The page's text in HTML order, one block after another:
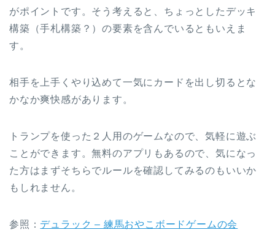
がポイントです。そう考えると、ちょっとしたデッキ
構築（手札構築？）の要素を含んでいるともいえま
す。
相手を上手くやり込めて一気にカードを出し切るとな
かなか爽快感があります。
トランプを使った２人用のゲームなので、気軽に遊ぶ
ことができます。無料のアプリもあるので、気になっ
た方はまずそちらでルールを確認してみるのもいいか
もしれません。
参照： デュラック – 練馬おやこボードゲームの会